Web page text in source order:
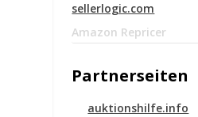
sellerlogic.com
Amazon Repricer
Partnerseiten
auktionshilfe.info